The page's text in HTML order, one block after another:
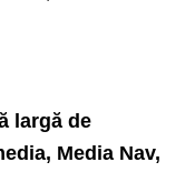
largă de
Media Nav,